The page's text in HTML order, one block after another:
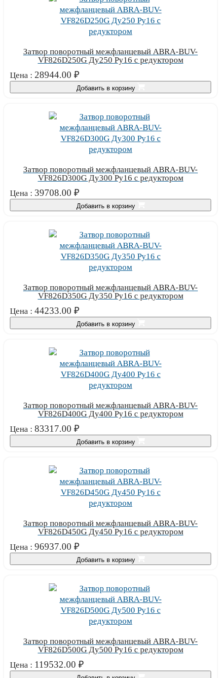
Затвор поворотный межфланцевый ABRA-BUV-
VF826D250G Ду250 Ру16 с редуктором
Цена : 28944.00 ₽
Добавить в корзину
Затвор поворотный межфланцевый ABRA-BUV-
VF826D300G Ду300 Ру16 с редуктором
Цена : 39708.00 ₽
Добавить в корзину
Затвор поворотный межфланцевый ABRA-BUV-
VF826D350G Ду350 Ру16 с редуктором
Цена : 44233.00 ₽
Добавить в корзину
Затвор поворотный межфланцевый ABRA-BUV-
VF826D400G Ду400 Ру16 с редуктором
Цена : 83317.00 ₽
Добавить в корзину
Затвор поворотный межфланцевый ABRA-BUV-
VF826D450G Ду450 Ру16 с редуктором
Цена : 96937.00 ₽
Добавить в корзину
Затвор поворотный межфланцевый ABRA-BUV-
VF826D500G Ду500 Ру16 с редуктором
Цена : 119532.00 ₽